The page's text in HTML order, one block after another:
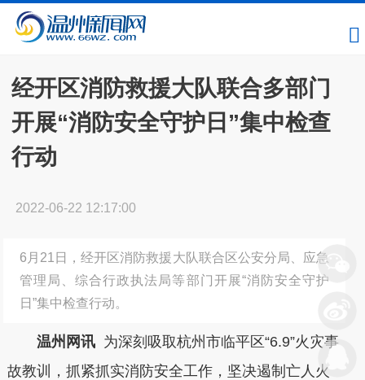
经开区消防救援大队联合多部门
开展“消防安全守护日”集中检查
行动
2022-06-22 12:17:00
6月21日，经开区消防救援大队联合区公安分局、应急
管理局、综合行政执法局等部门开展“消防安全守护
日”集中检查行动。
温州网讯为深刻吸取杭州市临平区“6.9”火灾事
故教训，抓紧抓实消防安全工作，坚决遏制亡人火